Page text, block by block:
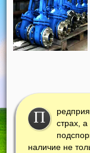
П
страх,
наличие не